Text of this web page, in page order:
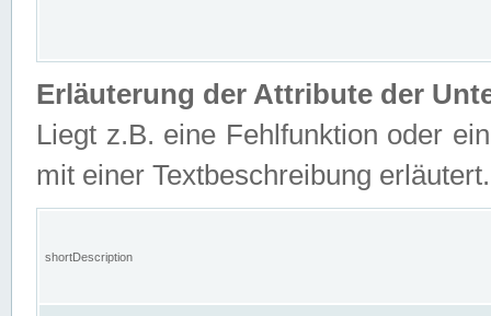
Erläuterung der Attribute der
Liegt z.B. eine Fehlfunktion oder
mit einer Textbeschreibung erläutert.
shortDescription